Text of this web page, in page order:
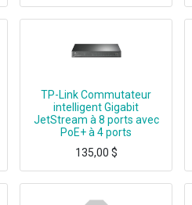
TP-Link Commutateur
intelligent Gigabit
JetStream à 8 ports avec
PoE+ à 4 ports
135,00 $